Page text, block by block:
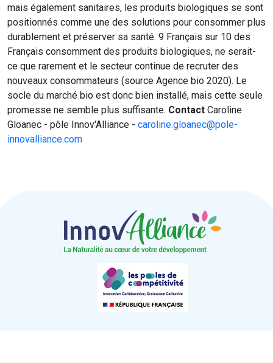
mais également sanitaires, les produits biologiques se sont
positionnés comme une des solutions pour consommer plus
durablement et préserver sa santé. 9 Français sur 10 des
Français consomment des produits biologiques, ne serait-
ce que rarement et le secteur continue de recruter des
nouveaux consommateurs (source Agence bio 2020). Le
socle du marché bio est donc bien installé, mais cette seule
promesse ne semble plus suffisante. Contact Caroline
Gloanec - pôle Innov'Alliance - caroline.gloanec@pole-
innovalliance.com